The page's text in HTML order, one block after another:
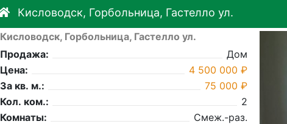
Кисловодск, Горбольница, Гастелло ул.
Кисловодск, Горбольница, Гастелло ул.
Продажа:
Дом
Цена:
4 500 000 ₽
За кв. м.:
75 000 ₽
Кол. ком.:
2
Комнаты:
Смеж.-раз.